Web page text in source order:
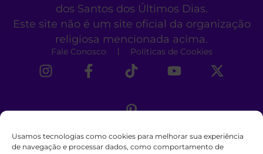
Usamos tecnologias como cookies para melhorar sua experiência
de navegação e processar dados, como comportamento de
dos Santos dos Últimos Dias.
Este site não é um site oficial da organização
religiosa mencionada acima.
Fale Conosco Políticas de Cookies